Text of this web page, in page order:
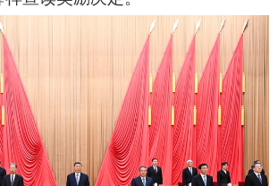
大会开始，全场起立，高唱国
共中央、国务院关于2025年度
决定》。
习近平首先向获得2025年度国